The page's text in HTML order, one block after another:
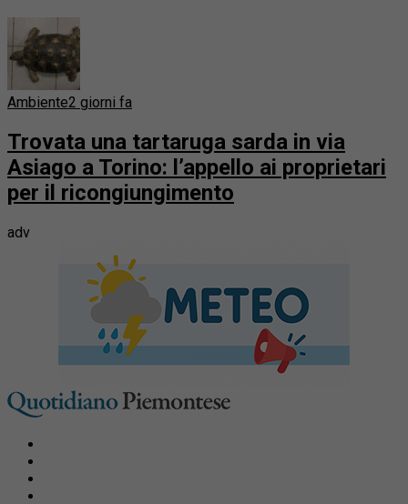
Ambiente2 giorni fa
Trovata una tartaruga sarda in via
Asiago a Torino: l’appello ai proprietari
per il ricongiungimento
adv